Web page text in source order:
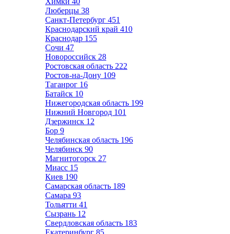
Люберцы 38
Санкт-Петербург 451
Краснодарский край 410
Краснодар 155
Сочи 47
Новороссийск 28
Ростовская область 222
Ростов-на-Дону 109
Таганрог 16
Батайск 10
Нижегородская область 199
Нижний Новгород 101
Дзержинск 12
Бор 9
Челябинская область 196
Челябинск 90
Магнитогорск 27
Миасс 15
Киев 190
Самарская область 189
Самара 93
Тольятти 41
Сызрань 12
Свердловская область 183
Екатеринбург 85